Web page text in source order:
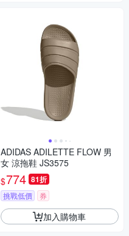
ADIDAS ADILETTE FLOW 男
女 涼拖鞋 JS3575
$774 81折
挑戰低價 券
加入購物車